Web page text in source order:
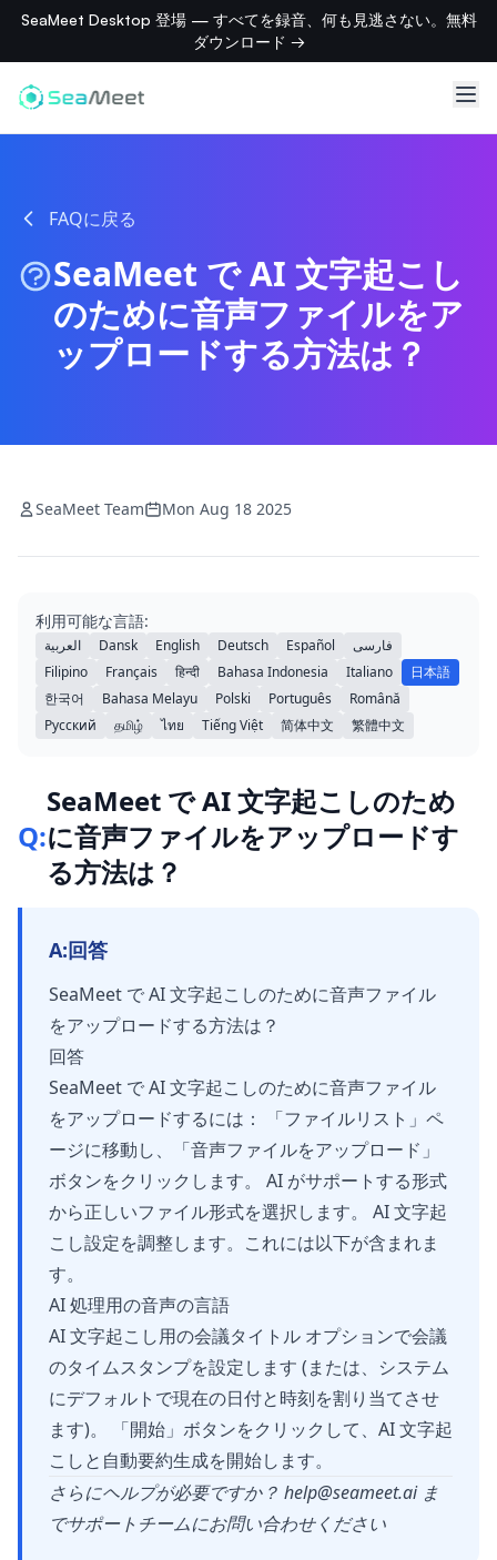
SeaMeet Desktop 登場 — すべてを録音、何も見逃さない。無料
ダウンロード →
FAQに戻る
SeaMeet で AI 文字起こし
のために音声ファイルをア
ップロードする方法は？
SeaMeet Team Mon Aug 18 2025
利用可能な言語:
العربية Dansk English Deutsch Español
فارسی
Filipino
Français हिन्दी Bahasa Indonesia Italiano
日本語
한국어
Bahasa Melayu Polski Português
Română
Русский
தமிழ் ไทย Tiếng Việt 简体中文 繁體中文
Q:
SeaMeet で AI 文字起こしのため
に音声ファイルをアップロードす
る方法は？
A:回答
SeaMeet で AI 文字起こしのために音声ファイル
をアップロードする方法は？
回答
SeaMeet で AI 文字起こしのために音声ファイル
をアップロードするには： 「ファイルリスト」ペ
ージに移動し、「音声ファイルをアップロード」
ボタンをクリックします。 AI がサポートする形式
から正しいファイル形式を選択します。 AI 文字起
こし設定を調整します。これには以下が含まれま
す。
AI 処理用の音声の言語
AI 文字起こし用の会議タイトル オプションで会議
のタイムスタンプを設定します (または、システム
にデフォルトで現在の日付と時刻を割り当てさせ
ます)。 「開始」ボタンをクリックして、AI 文字起
こしと自動要約生成を開始します。
さらにヘルプが必要ですか？ help@seameet.aiま
でサポートチームにお問い合わせください